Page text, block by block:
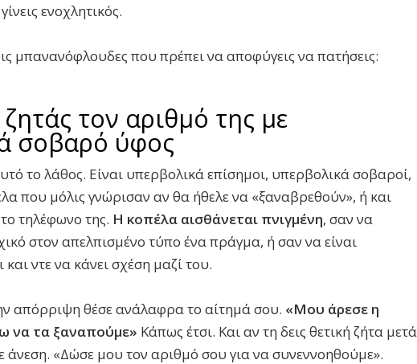
ενοχλητικός.
μπανανόφλουδες που πρέπει να αποφύγεις να πατήσεις:
τον αριθμό της με
σοβαρό ύφος
το λάθος. Είναι υπερβολικά επίσημοι, υπερβολικά σοβαροί,
που μόλις γνώρισαν αν θα ήθελε να «ξαναβρεθούν», ή και
τηλέφωνο της. Η κοπέλα αισθάνεται πνιγμένη, σαν να
στον απελπισμένο τύπο ένα πράγμα, ή σαν να είναι
ντε να κάνει σχέση μαζί του.
απόρριψη θέσε ανάλαφρα το αίτημά σου. «Μου άρεσε η
να τα ξαναπούμε» Κάπως έτσι. Και αν τη δεις θετική ζήτα μετά
άνεση. «Δώσε μου τον αριθμό σου για να συνεννοηθούμε».